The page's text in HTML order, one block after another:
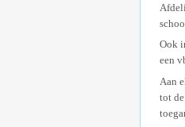
Ook
een
Aan
tot